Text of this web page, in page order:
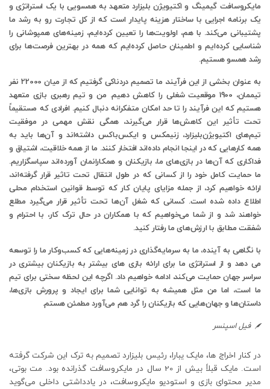
مایکروسافت گیمینگ و اکتیویژن بلیزارد متعهد به همسویی با یک استراتژی و
یک برنامه اجرایی با ساختار هزینه پایدار است که از کل تجارت رو به رشد ما
پشتیبانی می‌کند. با هم، اولویت‌ها را تعیین کرده‌ایم، زمینه‌های همپوشانی را
شناسایی کرده‌ایم و اطمینان حاصل کرده‌ایم که همه در بهترین فرصت‌ها برای
رشد همسو هستیم.
به عنوان بخشی از این فرآیند، ما تصمیم دردناکی گرفتیم که از میان 22000 نفر
تیممان، 1900 موقعیت شغلی را کاهش دهیم. من و تیم رهبری بازی متعهد
هستیم که این فرآیند را تا حد امکان متفکرانه دنبال کنیم. افرادی که مستقیماً
تحت تأثیر این کاهش‌ها قرار می‌گیرند، همگی نقش مهمی در موفقیت
تیم‌های اکتیویژن‌بلیزارد، زنیمکس و ایکس‌باکس داشته‌اند و آن‌ها باید به
همه کارهایی که در اینجا انجام داده‌اند افتخار کنند. ما از همه خلاقیت، اشتیاق و
فداکاری که آن‌ها در بازی‌های ما، بازیکنان و همکارانمان آورده‌اند سپاسگزاریم.
ما حمایت کامل خود را از کسانی که در طول انتقال تحت تاثیر قرار گرفته‌اند،
ارائه خواهیم کرد، از جمله مزایای پایان کار که توسط قوانین استخدام محلی
اطلاع داده شده است. کسانی که شغل آن‌ها تحت تأثیر قرار می‌گیرد مطلع
خواهند شد و از شما می‌خواهیم که با همکاران در حال ترک کار، با احترام و
شفقت مطابق با ارزش‌های ما رفتار کنید.
با نگاهی به آینده، ما به سرمایه‌گذاری در زمینه‌هایی که کسب‌و‌کار ما را توسعه
می دهد و از استراتژی ما برای ارائه بازی های بیشتر به بازیکنان بیشتری در
سراسر جهان حمایت می‌کند، ادامه خواهیم داد. اگرچه این لحظه سختی برای تیم
ما است، اما من مثل همیشه به توانایی شما برای ایجاد و پرورش بازی‌ها،
داستان‌ها و جهان‌هایی که بازیکنان را گرد هم می‌آورد مطمئن هستم.
فیل اسپنسر
در کنار اخراج ها، مایک یبارا، رئیس بلیزارد تصمیم به ترک این شرکت گرفته
است. مایک قبلاً بیش از 20 سال در مایکروسافت گذرانده بود. مت بوتی،
مدیر محتوای بازی و استودیو مایکروسافت، در یادداشتی داخلی می‌گوید